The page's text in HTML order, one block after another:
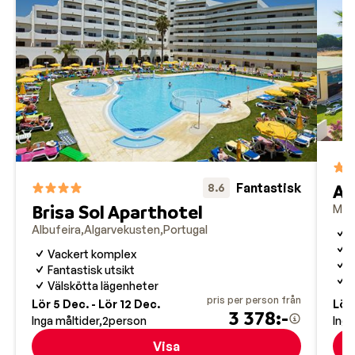
8.6 Fantastisk
Brisa Sol Aparthotel
Albufeira Algarvekusten Portugal
Vackert komplex
Fantastisk utsikt
Välskötta lägenheter
Lör 5 Dec. - Lör 12 Dec.
Inga måltider 2person
pris per person från
3 378:-
Visa
Lör